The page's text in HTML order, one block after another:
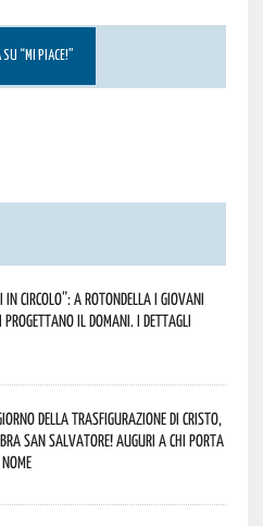
SU “MI PIACE!”
in Circolo”: a Rotondella i giovani
progettano il domani. I dettagli
della Trasfigurazione di Cristo,
San Salvatore! Auguri a chi porta